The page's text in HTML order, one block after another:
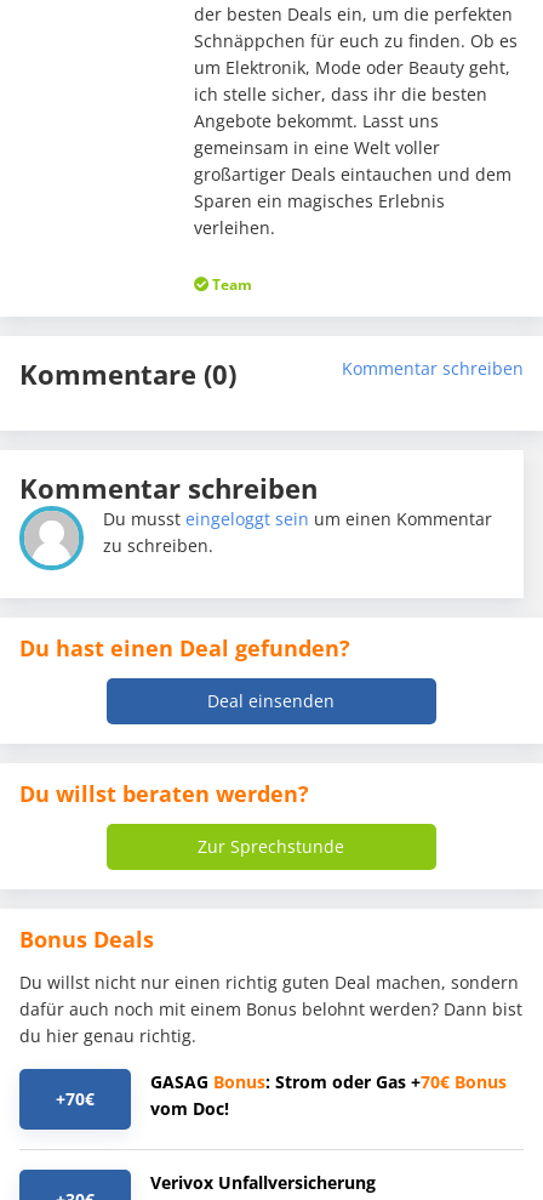
der besten Deals ein, um die perfekten
Schnäppchen für euch zu finden. Ob es
um Elektronik, Mode oder Beauty geht,
ich stelle sicher, dass ihr die besten
Angebote bekommt. Lasst uns
gemeinsam in eine Welt voller
großartiger Deals eintauchen und dem
Sparen ein magisches Erlebnis
verleihen.
Team
Kommentare (0) Kommentar schreiben
Kommentar schreiben
Du mussteingeloggt sein um einen Kommentar
zu schreiben.
Du hast einen Deal gefunden?
Deal einsenden
Du willst beraten werden?
Zur Sprechstunde
Bonus Deals
Du willst nicht nur einen richtig guten Deal machen, sondern
dafür auch noch mit einem Bonus belohnt werden? Dann bist
du hier genau richtig.
+70€
GASAG Bonus: Strom oder Gas +70€ Bonus
vom Doc!
Verivox Unfallversicherung